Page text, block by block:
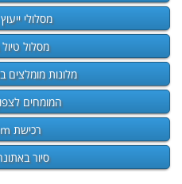
מסלולי
מסלול
מלונות
המומחים
רכישת Esim ביוון
סיור